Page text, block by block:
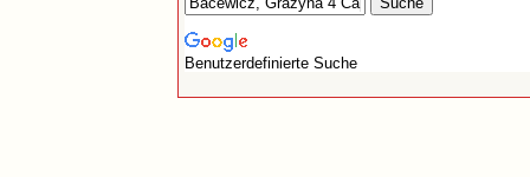
Benutzerdefinierte Suche